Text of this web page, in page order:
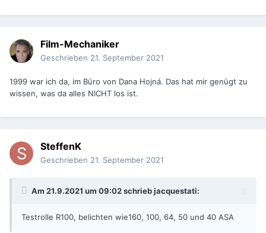
Film-Mechaniker
Geschrieben 21. September 2021
1999 war ich da, im Büro von Dana Hojná. Das hat mir genügt zu
wissen, was da alles NICHT los ist.
SteffenK
Geschrieben 21. September 2021
Am 21.9.2021 um 09:02 schriebjacquestati:
Testrolle R100, belichten wie160, 100, 64, 50 und 40 ASA